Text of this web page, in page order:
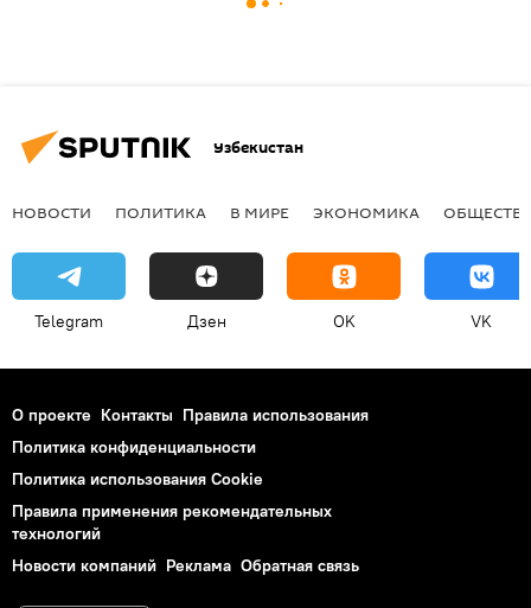
Узбекистан
НОВОСТИ ПОЛИТИКА В МИРЕ ЭКОНОМИКА
Telegram Дзен OK VK
О проекте Контакты Правила использования
Политика конфиденциальности
Политика использования Cookie
Правила применения рекомендательных
технологий
Новости компаний Реклама Обратная связь